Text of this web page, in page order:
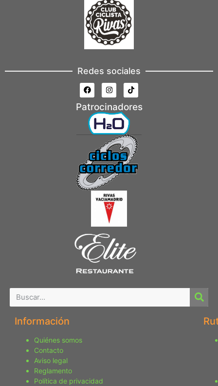
Redes sociales
Patrocinadores
Información
Quiénes somos
Contacto
Aviso legal
Reglamento
Política de privacidad